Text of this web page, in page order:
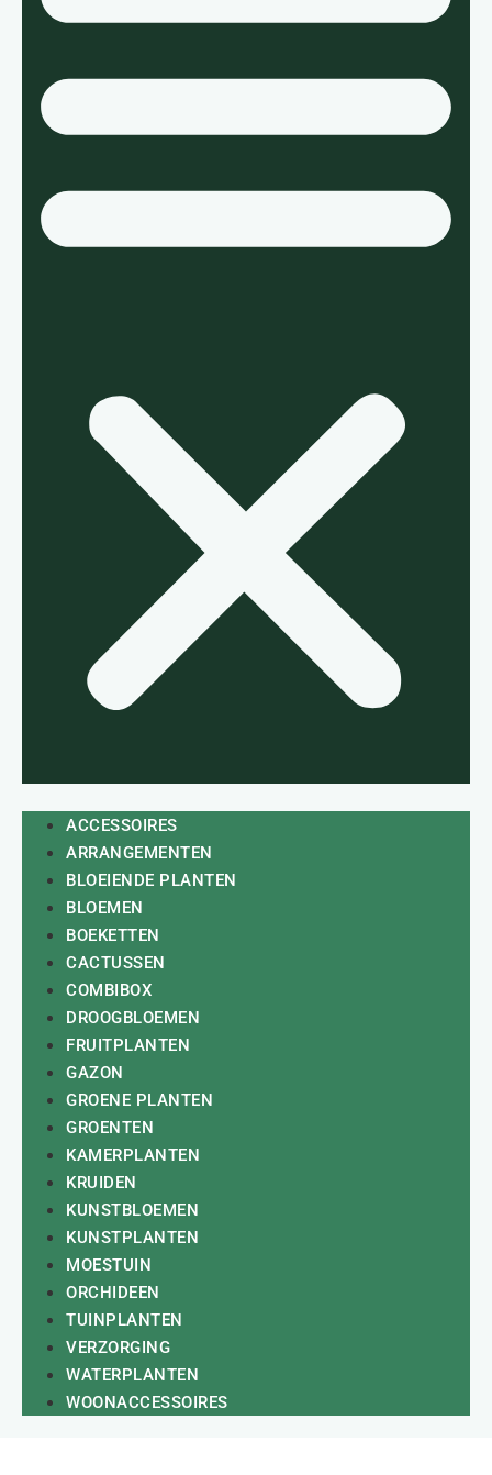
ACCESSOIRES
ARRANGEMENTEN
BLOEIENDE PLANTEN
BLOEMEN
BOEKETTEN
CACTUSSEN
COMBIBOX
DROOGBLOEMEN
FRUITPLANTEN
GAZON
GROENE PLANTEN
GROENTEN
KAMERPLANTEN
KRUIDEN
KUNSTBLOEMEN
KUNSTPLANTEN
MOESTUIN
ORCHIDEEN
TUINPLANTEN
VERZORGING
WATERPLANTEN
WOONACCESSOIRES